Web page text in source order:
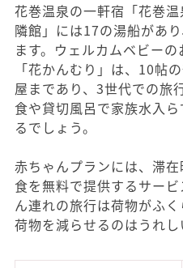
花巻温泉の一軒宿「花巻
隣館」には17の湯船があ
ます。ウェルカムベビー
「花かんむり」は、10帖
屋まであり、3世代での旅
食や貸切風呂で家族水入
るでしょう。
赤ちゃんプランには、滞
食を無料で提供するサー
ん連れの旅行は荷物がふ
荷物を減らせるのはうれし